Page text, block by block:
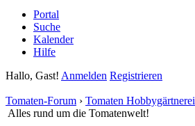
Portal
Suche
Kalender
Hilfe
Hallo, Gast! Anmelden Registrieren
Tomaten-Forum › Tomaten Hobbygärtnerei
Alles rund um die Tomatenwelt!